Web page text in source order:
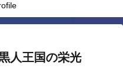
人王国の栄光